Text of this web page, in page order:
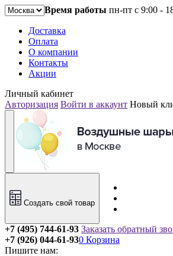
Время работы пн-пт с 9:00 -
Доставка
Оплата
О компании
Контакты
Акции
Личный кабинет
Авторизация Войти в аккаунт Новый
Создать свой товар
+7 (495) 744-61-93 Заказать обратный
+7 (926) 044-61-93
Пишите нам:
0 Корзина